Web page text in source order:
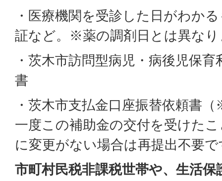
・医療機関を受診した日がわか
証など。※薬の調剤日とは異なり
・茨木市訪問型病児・病後児保
書
・茨木市支払金口座振替依頼書
一度この補助金の交付を受けた
に変更がない場合は再提出不要
市町村民税非課税世帯や、生活